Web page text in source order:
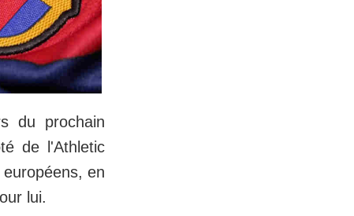
du prochain
de l'Athletic
en
lui.